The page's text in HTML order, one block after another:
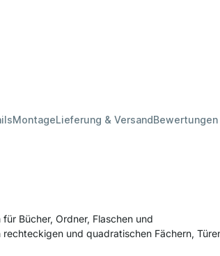
MontageLieferung & VersandBewertungen
Bücher, Ordner, Flaschen und
und quadratischen Fächern,